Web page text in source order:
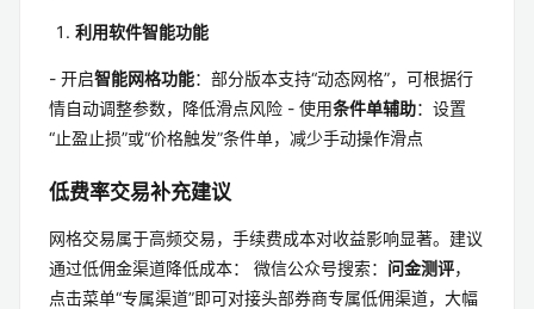
利用软件智能功能
- 开启智能网格功能：部分版本支持“动态网格”，可根据行
情自动调整参数，降低滑点风险 - 使用条件单辅助：设置
“止盈止损”或“价格触发”条件单，减少手动操作滑点
低费率交易补充建议
网格交易属于高频交易，手续费成本对收益影响显著。建议
通过低佣金渠道降低成本： 微信公众号搜索： 问金测评，
点击菜单“专属渠道”即可对接头部券商专属低佣渠道，大幅